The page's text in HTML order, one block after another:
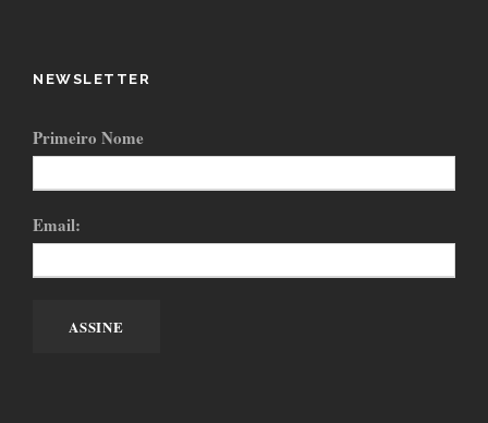
NEWSLETTER
Primeiro Nome
Email: